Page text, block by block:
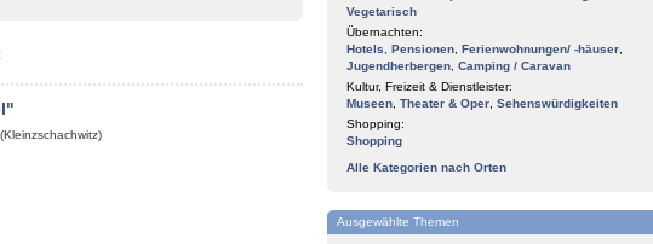
Vegetarisch
Übernachten:
Hotels
Pensionen Ferienwohnungen/ -häuser
Jugendherbergen Camping / Caravan
Kultur, Freizeit & Dienstleister:
Museen Theater & Oper Sehenswürdigkeiten
Shopping:
Shopping
Alle Kategorien nach Orten
Ausgewählte Themen